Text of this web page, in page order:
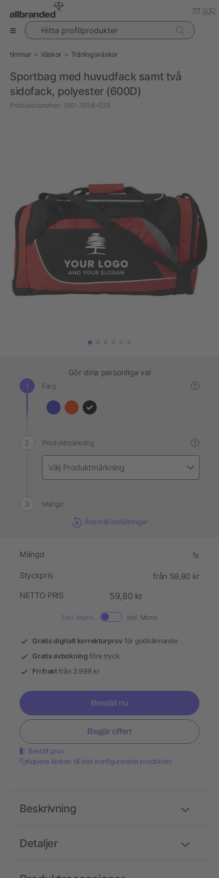
Hitta profilprodukter
timmar Väskor Träningsväskor
Sportbag med huvudfack samt två
sidofack, polyester (600D)
Produktnummer: 360-7658-029
Gör dina personliga val
Färg ?
Produktmärkning ?
Mängd
Återställ inställningar
Mängd 1x
Styckpris
från 59,80 kr
NETTO PRIS
59,80 kr
Exkl. Moms. Inkl. Moms
Gratis digitalt korrekturprov för godkännande
Gratis avbokning före tryck
Fri fraktfrån 3.999 kr
Beställ nu
Begär offert
Beställ prov
Kopiera länken till den konfigurerade produkten
Detaljer
Beskrivning